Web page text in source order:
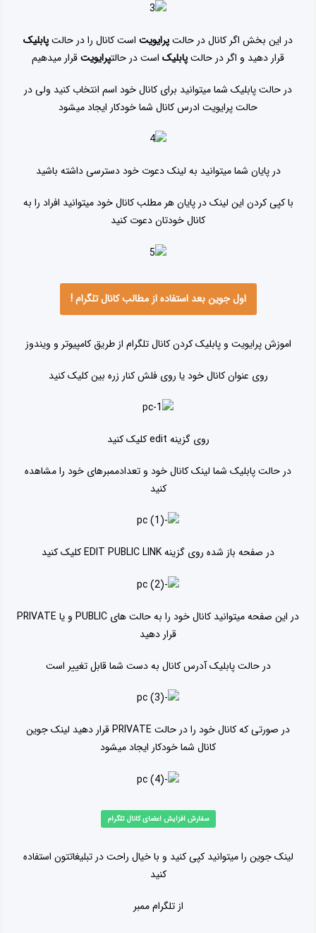
در این بخش اگر کانال در حالتپرایویت است کانال را در حالتپابلیک
قرار دهید و اگر در حالتپابلیک است در حالتپرایویتقرار میدهیم
در حالت پابلیک شما میتوانید برای کانال خود اسم انتخاب کنید ولی در
حالت پرایویت ادرس کانال شما خودکار ایجاد میشود
در پایان شما میتوانید به لینک دعوت خود دسترسی داشته باشید
با کپی کردن این لینک در پایان هر مطلب کانال خود میتوانید افراد را به
کانال خودتان دعوت کنید
اول جوین بعد استفاده از مطالب کانال تلگرام !
اموزش پرایویت و پابلیک کردن کانال تلگرام از طریق کامپیوتر و ویندوز
روی عنوان کانال خود یا روی فلش کنار زره بین کلیک کنید
روی گزینه edit کلیک کنید
در حالت پابلیک شما لینک کانال خود و تعدادممبرهای خود را مشاهده
کنید
در صفحه باز شده روی گزینه EDIT PUBLIC LINK کلیک کنید
در این صفحه میتوانید کانال خود را به حالت های PUBLIC و یا PRIVATE
قرار دهید
در حالت پابلیک آدرس کانال به دست شما قابل تغییر است
در صورتی که کانال خود را در حالت PRIVATE قرار دهید لینک جوین
کانال شما خودکار ایجاد میشود
سفارش افزایش اعضای کانال تلگرام
لینک جوین را میتوانید کپی کنید و با خیال راحت در تبلیغاتتون استفاده
کنید
از تلگرام ممبر